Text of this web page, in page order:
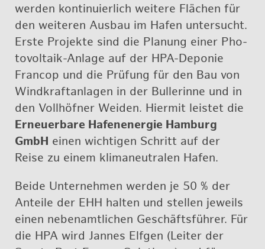
wer­den kon­ti­nu­ier­lich wei­te­re Flä­chen für
den wei­te­ren Aus­bau im Hafen un­ter­sucht.
Erste Pro­jek­te sind die Pla­nung einer Pho­
to­vol­ta­ik-An­la­ge auf der HPA-De­po­nie
Fran­cop und die Prü­fung für den Bau von
Wind­kraft­an­la­gen in der Bul­le­rin­ne und in
den Voll­höf­ner Wei­den. Hier­mit leis­tet die
Er­neu­er­ba­re Ha­fe­n­ener­gie Ham­burg
GmbH einen wich­ti­gen Schritt auf der
Reise zu einem kli­ma­neu­tra­len Hafen.
Beide Un­ter­neh­men wer­den je 50 % der
An­tei­le der EHH hal­ten und stel­len je­weils
einen ne­ben­amt­li­chen Ge­schäfts­füh­rer. Für
die HPA wird Jan­nes Elf­gen (Lei­ter der